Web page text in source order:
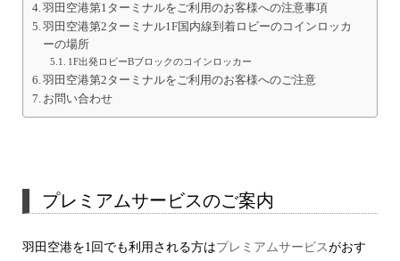
羽田空港第1ターミナルをご利用のお客様への注意事項
羽田空港第2ターミナル1F国内線到着ロビーのコインロッカ
ーの場所
1F出発ロビーBブロックのコインロッカー
羽田空港第2ターミナルをご利用のお客様へのご注意
お問い合わせ
プレミアムサービスのご案内
羽田空港を1回でも利用される方はプレミアムサービスがおす